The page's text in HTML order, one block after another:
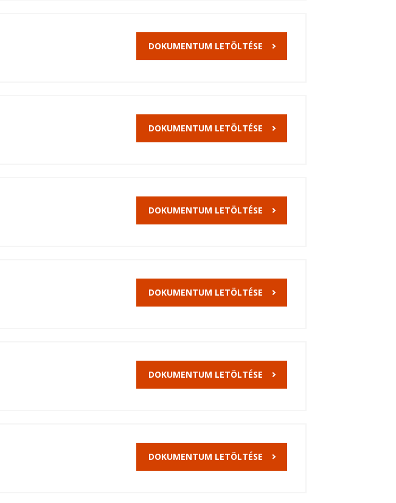
DOKUMENTUM LETÖLTÉSE
DOKUMENTUM LETÖLTÉSE
DOKUMENTUM LETÖLTÉSE
DOKUMENTUM LETÖLTÉSE
DOKUMENTUM LETÖLTÉSE
DOKUMENTUM LETÖLTÉSE